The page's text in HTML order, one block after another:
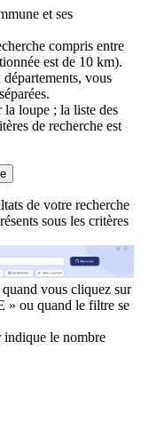
et ses
compris entre
est de 10 km).
vous
loupe ; la liste des
de recherche est
de votre recherche
sous les critères
vous cliquez sur
ou quand le filtre se
indique le nombre